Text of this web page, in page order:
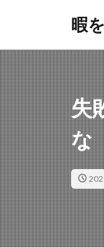
暇
失
な